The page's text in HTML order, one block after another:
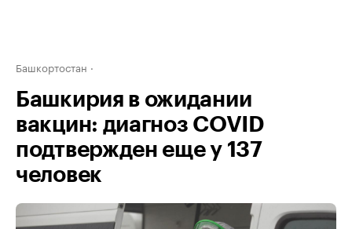
Башкортостан
Башкирия в ожидании
вакцин: диагноз COVID
подтвержден еще у 137
человек